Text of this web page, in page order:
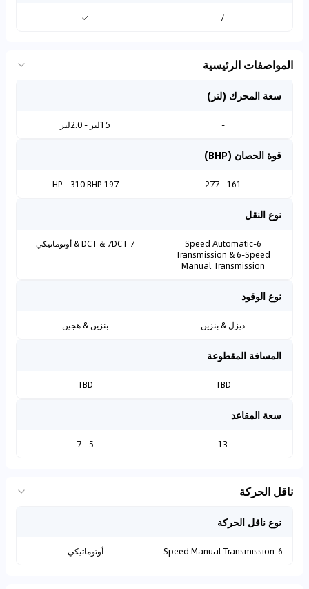
/
✓
المواصفات الرئيسية
سعة المحرك (لتر)
- 1.5لتر - 2.0لتر
قوة الحصان (BHP)
161 - 277
197 HP - 310 BHP
نوع النقل
6-Speed Automatic
Transmission & 6-Speed
Manual Transmission
7 DCT & 7DCT & أوتوماتيكي
نوع الوقود
ديزل & بنزين بنزين & هجين
المسافة المقطوعة
TBD
TBD
سعة المقاعد
13
5 - 7
ناقل الحركة
نوع ناقل الحركة
6-Speed Manual Transmission أوتوماتيكي